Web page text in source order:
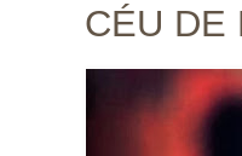
CÉU DE